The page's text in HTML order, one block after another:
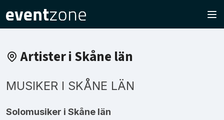
Artister i Skåne län
MUSIKER I SKÅNE LÄN
Solomusiker i Skåne län